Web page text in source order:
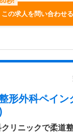
この求人を問い合わせる
形外科ペイン
リニックで柔道